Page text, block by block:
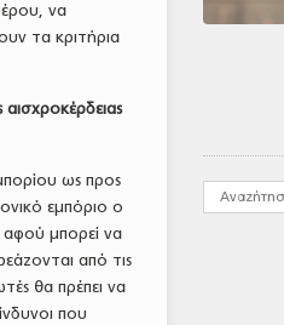
να
τα κριτήρια
ως προς
εμπόριο ο
αφού μπορεί να
από τις
θα πρέπει να
που